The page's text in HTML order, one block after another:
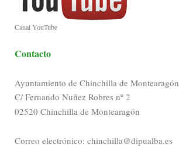
Canal YouTube
Contacto
Ayuntamiento de Chinchilla de Montearagón
C/ Fernando Nuñez Robres nº 2
02520 Chinchilla de Montearagón
Correo electrónico: chinchilla@dipualba.es